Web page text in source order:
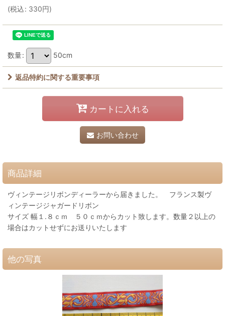
(税込: 330円)
数量: 50cm
返品特約に関する重要事項
カートに入れる
お問い合わせ
商品詳細
ヴィンテージリボンディーラーから届きました。 フランス製ヴ
ィンテージジャガードリボン
サイズ 幅１.８ｃｍ ５０ｃｍからカット致します。数量２以上の
場合はカットせずにお送りいたします
他の写真